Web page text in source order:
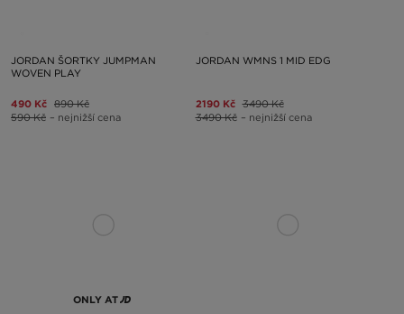
JORDAN ŠORTKY JUMPMAN
WOVEN PLAY
490 Kč 890 Kč
590 Kč – nejnižší cena
JORDAN WMNS 1 MID EDG
2190 Kč 3490 Kč
3490 Kč – nejnižší cena
ONLY AT